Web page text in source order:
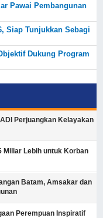
Pawai Pembangunan
Siap Tunjukkan Sebagi
Dukung Program
Perjuangkan Kelayakan
Miliar Lebih untuk Korban
Batam, Amsakar dan
Perempuan Inspiratif